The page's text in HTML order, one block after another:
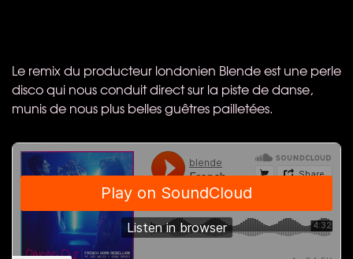
Le remix du producteur londonien Blende est une perle
disco qui nous conduit direct sur la piste de danse,
munis de nous plus belles guêtres pailletées.